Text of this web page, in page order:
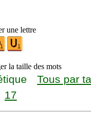
une lettre
la taille des mots
Tous par
17